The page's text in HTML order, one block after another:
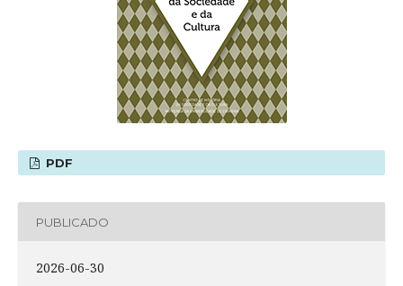
PDF
PUBLICADO
2026-06-30